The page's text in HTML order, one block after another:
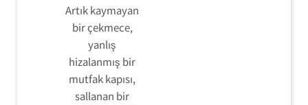
Artık kaymayan
bir çekmece,
yanlış
hizalanmış bir
mutfak kapısı,
sallanan bir